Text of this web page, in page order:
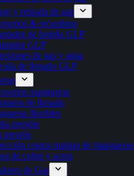
y retirada de gas
& recambios
de botella GLP
GLP
de gas y agua
de llenado GLP
mangueras
de llenado
flexibles
presión
presión
contra ruptura de mangueras
de cobre y acero
de Gas